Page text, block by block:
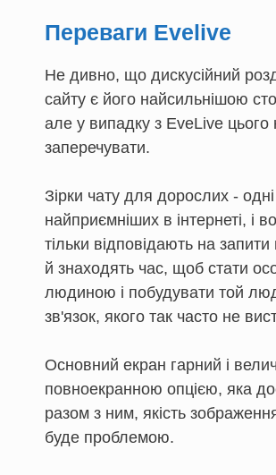
Переваги Evelive
Не дивно, що дискусійний
сайту є його найсильнішою
але у випадку з EveLive
заперечувати.
Зірки чату для дорослих -
найприємніших в інтернеті, і
тільки відповідають на запити
й знаходять час, щоб стати
людиною і побудувати той
зв'язок, якого так часто не
Основний екран гарний і
повноекранною опцією, яка
разом з ним, якість
буде проблемою.